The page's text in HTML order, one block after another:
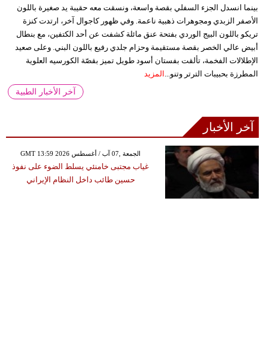
بينما انسدل الجزء السفلي بقصة واسعة، ونسقت معه حقيبة يد صغيرة باللون
الأصفر الزبدي ومجوهرات ذهبية ناعمة. وفي ظهور كاجوال آخر، ارتدت كنزة
تريكو باللون البيج الوردي بفتحة عنق مائلة كشفت عن أحد الكتفين، مع بنطال
أبيض عالي الخصر بقصة مستقيمة وحزام جلدي رفيع باللون البني. وعلى صعيد
الإطلالات الفخمة، تألقت بفستان أسود طويل تميز بقصّة الكورسيه العلوية
المطرزة بحبيبات الترتر وتنو... المزيد
آخر الأخبار الطبية
آخر الأخبار
GMT 13:59 2026 الجمعة ,07 آب / أغسطس
غياب مجتبى خامنئي يسلط الضوء على نفوذ
حسين طائب داخل النظام الإيراني